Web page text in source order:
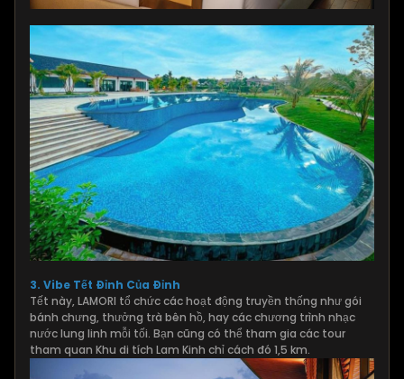
3. Vibe Tết Đỉnh Của Đỉnh
Tết này, LAMORI tổ chức các hoạt động truyền thống như gói
bánh chưng, thưởng trà bên hồ, hay các chương trình nhạc
nước lung linh mỗi tối. Bạn cũng có thể tham gia các tour
tham quan Khu di tích Lam Kinh chỉ cách đó 1,5 km.